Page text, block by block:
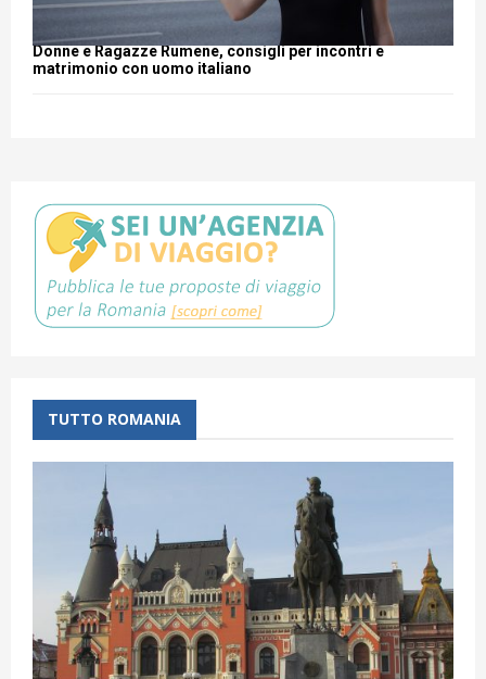
Donne e Ragazze Rumene, consigli per incontri e
matrimonio con uomo italiano
TUTTO ROMANIA